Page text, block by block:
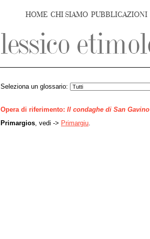
HOME CHI SIAMO PUBBLICAZIONI
Seleziona un glossario:
Opera di riferimento: Il condaghe di San Gavino
Primargios , vedi -> Primargiu